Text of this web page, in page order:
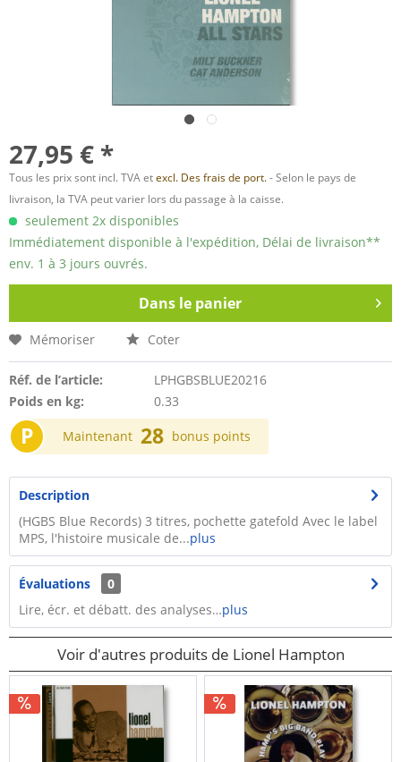
27,95 € *
Tous les prix sont incl. TVA etexcl. Des frais de port.- Selon le pays de
livraison, la TVA peut varier lors du passage à la caisse.
seulement 2x disponibles
Immédiatement disponible à l'expédition, Délai de livraison**
env. 1 à 3 jours ouvrés.
Dans le panier
Mémoriser Coter
Réf. de l’article:
LPHGBSBLUE20216
Poids en kg:
0.33
P Maintenant 28 bonus points
Description
(HGBS Blue Records) 3 titres, pochette gatefold Avec le label
MPS, l'histoire musicale de...plus
Évaluations
0
Lire, écr. et débatt. des analyses…plus
Voir d'autres produits de Lionel Hampton